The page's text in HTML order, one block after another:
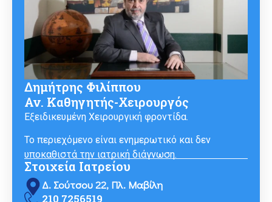
Δημήτρης Φιλίππου
Αν. Καθηγητής-Χειρουργός
Εξειδικευμένη Χειρουργική φροντίδα.
Το περιεχόμενο είναι ενημερωτικό και δεν
υποκαθιστά την ιατρική διάγνωση.
Στοιχεία Ιατρείου
Δ. Σούτσου 22, Πλ. Μαβίλη
210 7256519